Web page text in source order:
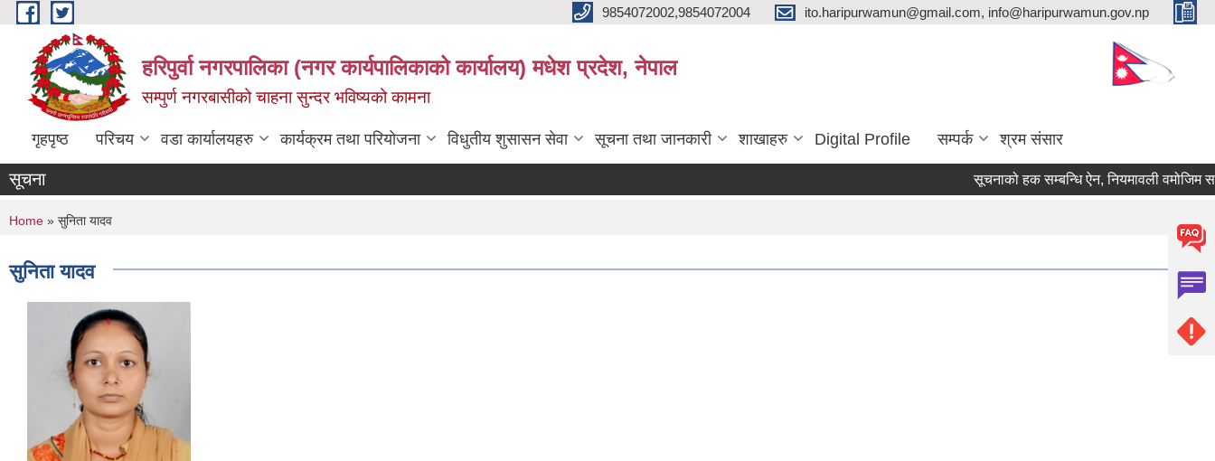
Skip to main content 9854072002,9854072004 ito.haripurwamun@gmail.com, info@haripurwamun.gov.np
हरिपुर्वा नगरपालिका (नगर कार्यपालिकाको कार्यालय) मधेश प्रदेश, नेपाल
सम्पुर्ण नगरबासीको चाहना सुन्दर भविष्यको कामना
गृहपृष्ठ परिचय वडा कार्यालयहरु कार्यक्रम तथा परियोजना विधुतीय शुसासन सेवा सूचना तथा जानकारी शाखाहरु Digital Profile सम्पर्क श्रम संसार
सूचना सूचनाको हक सम्बन्धि ऐन, नियमावली वमोजिम
You are here
Home » सुनिता यादव
सुनिता यादव